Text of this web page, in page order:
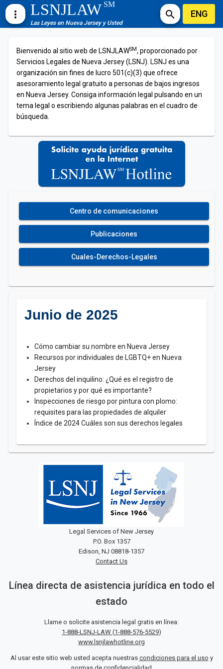
more_vert LSNJLAWSM
Las Leyes en Nueva Jersey y Usted
search ENG
Bienvenido al sitio web de LSNJLAWSM, proporcionado por
Servicios Legales de Nueva Jersey (LSNJ). LSNJ es una
organización sin fines de lucro 501(c)(3) que ofrece
asesoramiento legal gratuito a personas de bajos ingresos
en Nueva Jersey. Consiga información legal pulsando en un
tema legal o escribiendo algunas palabras en el cuadro de
búsqueda.
Centro de comunicaciones
Publicaciones
Cuales-Derechos-Legales
Junio de 2025
Cómo cambiar su nombre en Nueva Jersey
Recursos por individuales de LGBTQ+ en Nueva
Jersey
Derechos del inquilino: ¿Qué es el registro de
propietarios y por qué es importante?
Inspecciones de riesgo por pintura con plomo:
requisites para las propiedades de alquiler
Índice de 2024 Cuáles son sus derechos legales
Legal Services of New Jersey
P.O. Box 1357
Edison, NJ 08818-1357
Contact Us
Línea directa de asistencia jurídica en todo el
estado
Llame o solicite asistencia legal gratis en línea:
1-888-LSNJ-LAW (1-888-576-5529)
www.lsnjlawhotline.org
Al usar este sitio web usted acepta nuestras condiciones para el uso y